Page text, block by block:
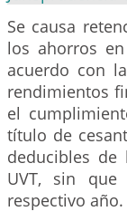
Se causa
los ahorros
acuerdo con
rendimientos
el
título de
deducibles
UVT, sin
respectivo año.